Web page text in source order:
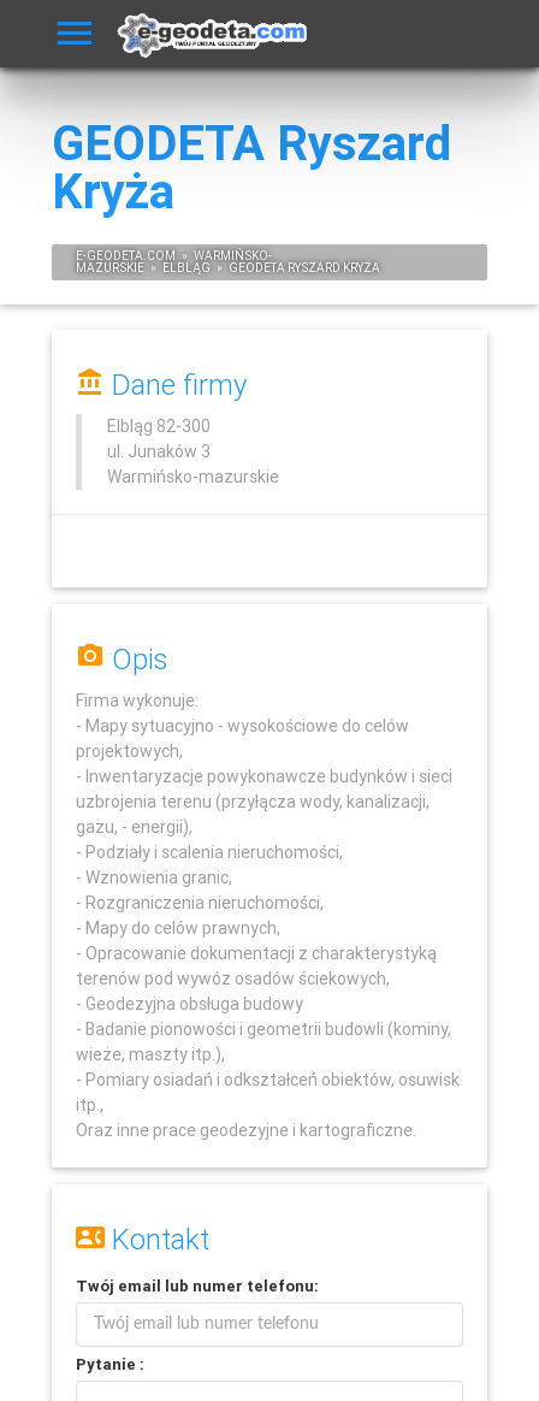
GEODETA Ryszard
Kryża
E-GEODETA.COM » WARMIŃSKO-
MAZURSKIE » ELBLĄG » GEODETA RYSZARD KRYŻA
Dane firmy
Elbląg 82-300
ul. Junaków 3
Warmińsko-mazurskie
Opis
Firma wykonuje:
- Mapy sytuacyjno - wysokościowe do celów
projektowych,
- Inwentaryzacje powykonawcze budynków i sieci
uzbrojenia terenu (przyłącza wody, kanalizacji,
gazu, - energii),
- Podziały i scalenia nieruchomości,
- Wznowienia granic,
- Rozgraniczenia nieruchomości,
- Mapy do celów prawnych,
- Opracowanie dokumentacji z charakterystyką
terenów pod wywóz osadów ściekowych,
- Geodezyjna obsługa budowy
- Badanie pionowości i geometrii budowli (kominy,
wieże, maszty itp.),
- Pomiary osiadań i odkształceń obiektów, osuwisk
itp.,
Oraz inne prace geodezyjne i kartograficzne.
Kontakt
Twój email lub numer telefonu:
Pytanie :